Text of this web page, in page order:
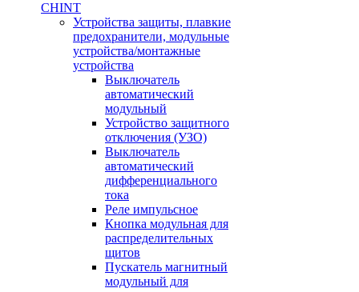
CHINT
Устройства защиты, плавкие
предохранители, модульные
устройства/монтажные
устройства
Выключатель
автоматический
модульный
Устройство защитного
отключения (УЗО)
Выключатель
автоматический
дифференциального
тока
Реле импульсное
Кнопка модульная для
распределительных
щитов
Пускатель магнитный
модульный для